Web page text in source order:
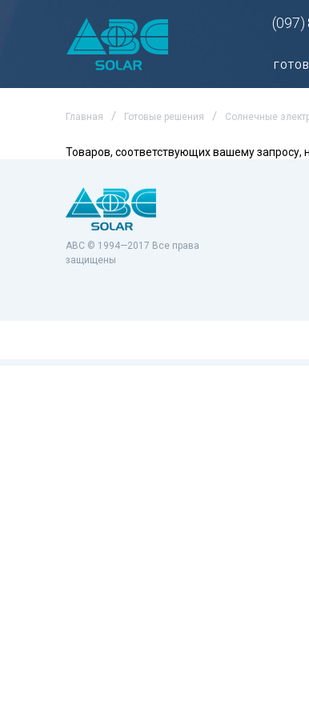
(097)
Главная Готовые решения Солнечные
Товаров, соответствующих вашему запросу,
ABC © 1994—2017 Все права
защищены